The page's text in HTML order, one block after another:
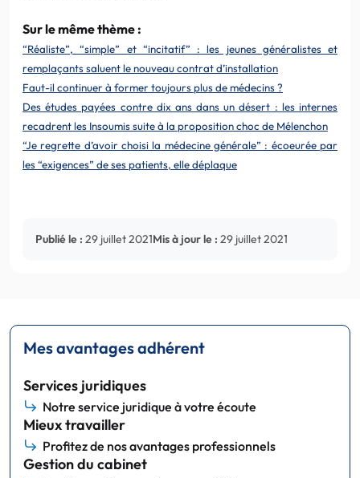
Sur le même thème :
“Réaliste”, “simple” et “incitatif” : les jeunes généralistes et
remplaçants saluent le nouveau contrat d’installation
Faut-il continuer à former toujours plus de médecins ?
Des études payées contre dix ans dans un désert : les internes
recadrent les Insoumis suite à la proposition choc de Mélenchon
“Je regrette d’avoir choisi la médecine générale” : écoeurée par
les “exigences” de ses patients, elle déplaque
Publié le : 29 juillet 2021Mis à jour le : 29 juillet 2021
Mes avantages adhérent
Services juridiques
Notre service juridique à votre écoute
Mieux travailler
Profitez de nos avantages professionnels
Gestion du cabinet